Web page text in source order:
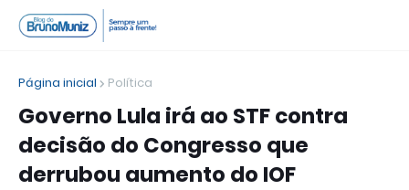
Página inicial Política
Governo Lula irá ao STF contra
decisão do Congresso que
derrubou aumento do IOF